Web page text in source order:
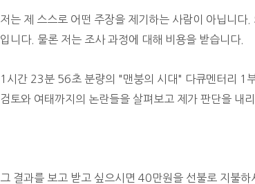
저는 제 스스로 어떤 주장을 제기하는 사람이 아닙니다.
입니다. 물론 저는 조사 과정에 대해 비용을 받습니다.
1시간 23분 56초 분량의 "맨붕의 시대" 다큐멘터리 1
검토와 여태까지의 논란들을 살펴보고 제가 판단을 내
그 결과를 보고 받고 싶으시면 40만원을 선불로 지불하